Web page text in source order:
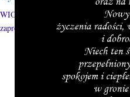
WIOSNA ZDROWIA z Jerzym Ziębą i
zaproszonymi...